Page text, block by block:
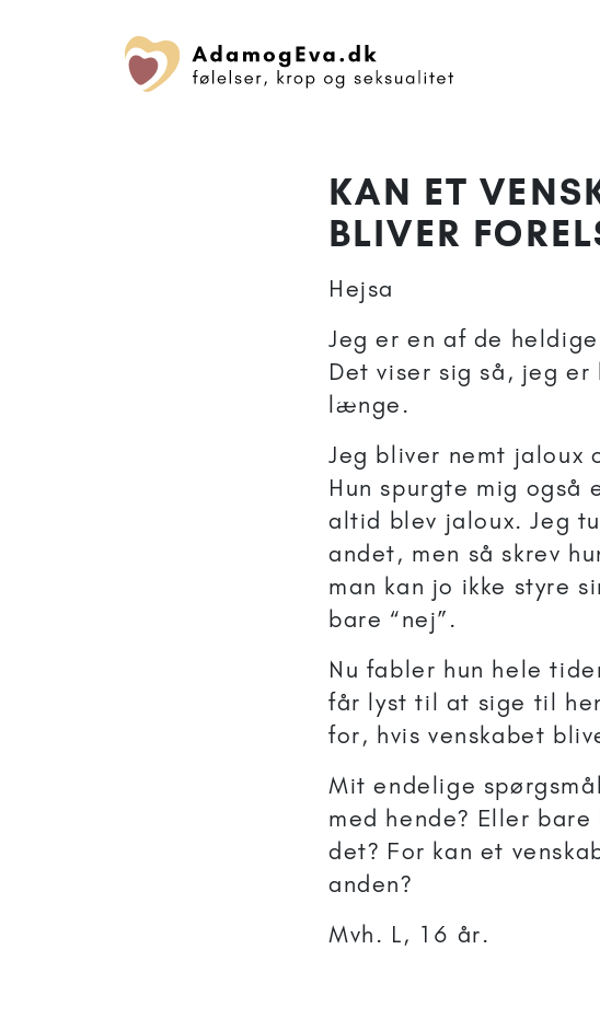
KAN ET
BLIVER
Hejsa
Jeg er en af de
Det viser sig så, jeg
længe.
Jeg bliver nemt jaloux
Hun spurgte mig også
altid blev jaloux. Jeg
andet, men så skrev
man kan jo ikke styre
bare “nej”.
Nu fabler hun hele
får lyst til at sige til
for, hvis venskabet
Mit endelige
med hende? Eller
det? For kan et
anden?
Mvh. L, 16 år.